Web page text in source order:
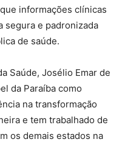
informações clínicas
segura e padronizada
de saúde.
Saúde, Josélio Emar de
da Paraíba como
na transformação
e tem trabalhado de
os demais estados na